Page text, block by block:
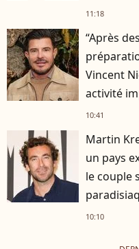
11:18
“Après
Vincent
activité
10:41
Martin
un pays
le couple
10:10